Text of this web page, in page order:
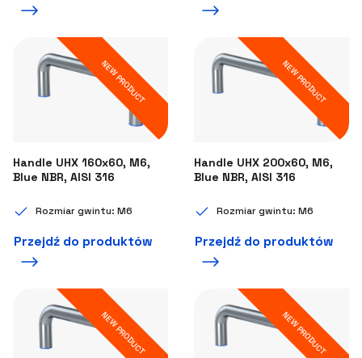
NEW PRODUCT
Handle UHX 160x60, M6,
Blue NBR, AISI 316
Rozmiar gwintu: M6
Przejdź do produktów
NEW PRODUCT
Handle UHX 200x60, M6,
Blue NBR, AISI 316
Rozmiar gwintu: M6
Przejdź do produktów
NEW PRODUCT NEW PRODUCT